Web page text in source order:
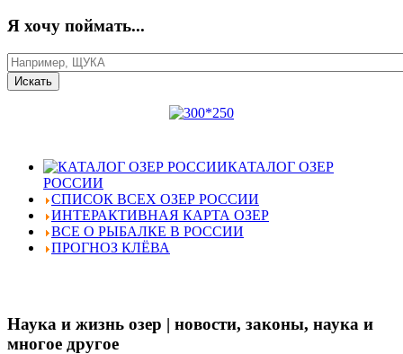
Я хочу поймать...
КАТАЛОГ ОЗЕР
РОССИИ
СПИСОК ВСЕХ ОЗЕР РОССИИ
ИНТЕРАКТИВНАЯ КАРТА ОЗЕР
ВСЕ О РЫБАЛКЕ В РОССИИ
ПРОГНОЗ КЛЁВА
Наука и жизнь озер | новости, законы, наука и
многое другое